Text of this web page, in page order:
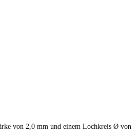
von 2,0 mm und einem Lochkreis Ø von